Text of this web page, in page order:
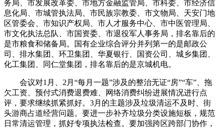
务局、市发展改革委、市地方金融监管局、市科委、市经济信
息化局、市城管执法局、市民族宗教委、市文物局、天安门地
区管委会、市知识产权局、市人才服务中心、市中医管理局、
市文化执法总队、市国资委、市退役军人事务局，排名靠后的
是市粮食和储备局。国有企业综合评分并列第一的是邮政公
司、排水集团、环卫集团、华夏银行、国资公司、城乡集团、
化工集团、同仁堂集团，排名靠后的是京城机电。
会议对1月、2月“每月一题”涉及的整治无证“房”“车”、拖
欠工资、预付式消费退费难、网络消费纠纷进展情况进行点
评，要求继续抓紧抓好。3月的主题涉及垃圾清运不及时、街
头游商占道经营问题。要进一步补齐垃圾分类设施短板，规范
日常清运管理，抓好专项执法检查。要加强跨区跨部门协作，